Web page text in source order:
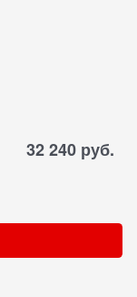
32 240 руб.